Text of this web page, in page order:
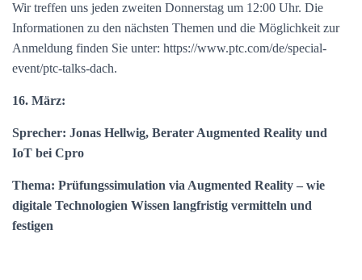
Wir treffen uns jeden zweiten Donnerstag um 12:00 Uhr. Die
Informationen zu den nächsten Themen und die Möglichkeit zur
Anmeldung finden Sie unter: https://www.ptc.com/de/special-
event/ptc-talks-dach.
16. März:
Sprecher: Jonas Hellwig, Berater Augmented Reality und
IoT bei Cpro
Thema: Prüfungssimulation via Augmented Reality – wie
digitale Technologien Wissen langfristig vermitteln und
festigen